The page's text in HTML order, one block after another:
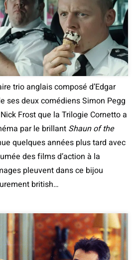
trio anglais composé d’Edgar
ses deux comédiens Simon Pegg
Frost que la Trilogie Cornetto a
par le brillant Shaun of the
quelques années plus tard avec
des films d’action à la
pleuvent dans ce bijou
british…